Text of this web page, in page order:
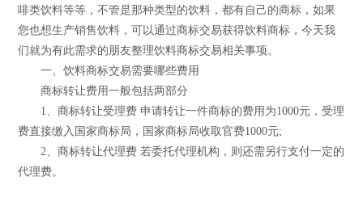
啡类饮料等等，不管是那种类型的饮料，都有自己的商标，如果
您也想生产销售饮料，可以通过商标交易获得饮料商标，今天我
们就为有此需求的朋友整理饮料商标交易相关事项。
一、饮料商标交易需要哪些费用
商标转让费用一般包括两部分
1、商标转让受理费 申请转让一件商标的费用为1000元，受理
费直接缴入国家商标局，国家商标局收取官费1000元;
2、商标转让代理费 若委托代理机构，则还需另行支付一定的
代理费。